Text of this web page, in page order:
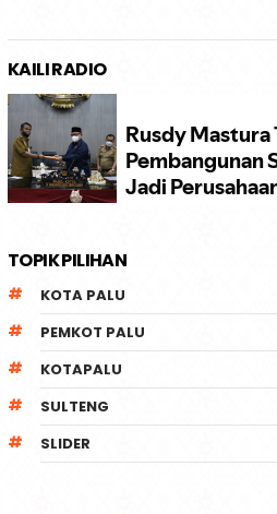
KAILI RADIO
TOPIK PILIHAN
KOTA PALU
PEMKOT PALU
KOTAPALU
SULTENG
SLIDER